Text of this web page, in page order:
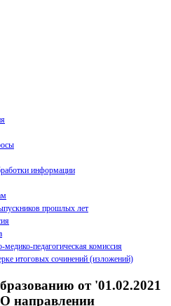
информации
прошлых лет
медико-педагогическая комиссия
итоговых сочинений (изложений)
от '01.02.2021
направлении